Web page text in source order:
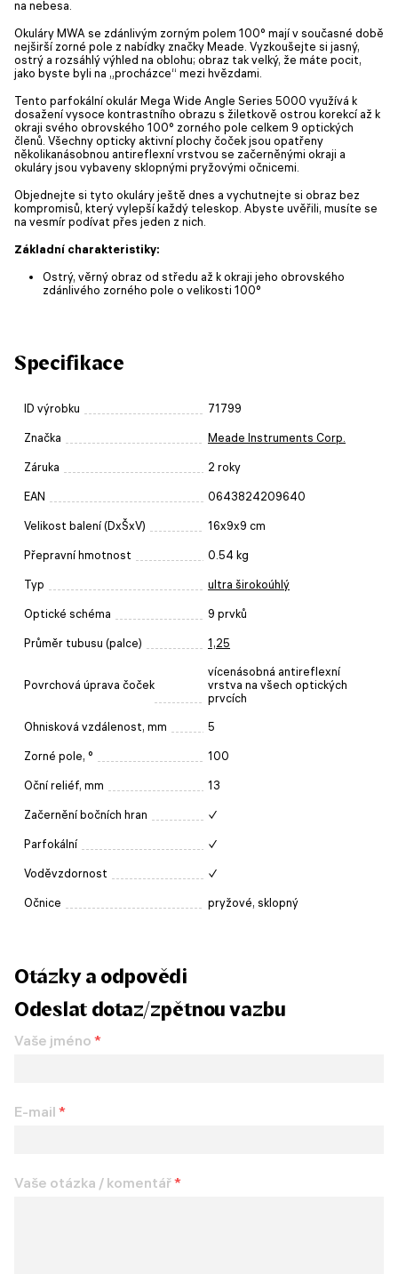
na nebesa.
Okuláry MWA se zdánlivým zorným polem 100° mají v současné době
nejširší zorné pole z nabídky značky Meade. Vyzkoušejte si jasný,
ostrý a rozsáhlý výhled na oblohu; obraz tak velký, že máte pocit,
jako byste byli na „procházce“ mezi hvězdami.
Tento parfokální okulár Mega Wide Angle Series 5000 využívá k
dosažení vysoce kontrastního obrazu s žiletkově ostrou korekcí až k
okraji svého obrovského 100° zorného pole celkem 9 optických
členů. Všechny opticky aktivní plochy čoček jsou opatřeny
několikanásobnou antireflexní vrstvou se začerněnými okraji a
okuláry jsou vybaveny sklopnými pryžovými očnicemi.
Objednejte si tyto okuláry ještě dnes a vychutnejte si obraz bez
kompromisů, který vylepší každý teleskop. Abyste uvěřili, musíte se
na vesmír podívat přes jeden z nich.
Základní charakteristiky:
Ostrý, věrný obraz od středu až k okraji jeho obrovského
zdánlivého zorného pole o velikosti 100°
Specifikace
ID výrobku 71799
Značka Meade Instruments Corp.
Záruka 2 roky
EAN 0643824209640
Velikost balení (DxŠxV) 16x9x9 cm
Přepravní hmotnost 0.54 kg
Typ ultra širokoúhlý
Optické schéma 9 prvků
Průměr tubusu (palce) 1,25
Povrchová úprava čoček
vícenásobná antireflexní
vrstva na všech optických
prvcích
Ohnisková vzdálenost, mm 5
Zorné pole, ° 100
Oční reliéf, mm 13
Začernění bočních hran ✓
Parfokální ✓
Voděvzdornost ✓
Očnice pryžové, sklopný
Otázky a odpovědi
Odeslat dotaz/zpětnou vazbu
Vaše jméno *
E-mail *
Vaše otázka / komentář*